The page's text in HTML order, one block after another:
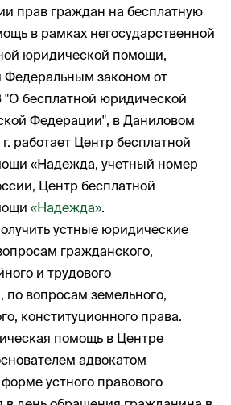
прав граждан на бесплатную
в рамках негосударственной
юридической помощи,
Федеральным законом от
"О бесплатной юридической
Федерации", в Даниловом
работает Центр бесплатной
«Надежда, учетный номер
Центр бесплатной
«Надежда».
устные юридические
гражданского,
и трудового
по вопросам земельного,
конституционного права.
помощь в Центре
адвокатом
форме устного правового